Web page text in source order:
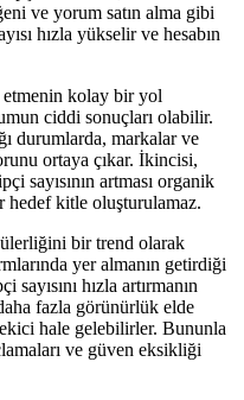
ve yorum satın alma gibi
hızla yükselir ve hesabın
kolay bir yol
ciddi sonuçları olabilir.
durumlarda, markalar ve
ortaya çıkar. İkincisi,
sayısının artması organik
hedef kitle oluşturulamaz.
bir trend olarak
yer almanın getirdiği
hızla artırmanın
fazla görünürlük elde
hale gelebilirler. Bununla
ve güven eksikliği